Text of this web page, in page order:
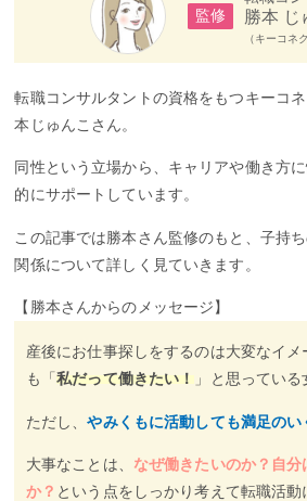
監修 勝本 じ
（キーコネ
転職コンサルタントの資格をもつキーコ
本じゅんこさん。
同性という立場から、キャリアや働き方
的にサポートしています。
この記事では勝本さん監修のもと、子持
関係について詳しく見ていきます。
【勝本さんからのメッセージ】
産後にお仕事探しをするのは大変なイ
も「私だって働きたい！ 」と思っている
ただし、やみくもに活動しても満足の
大事なことは、 なぜ働きたいのか？自
か？ という点をしっかり考えて転職活